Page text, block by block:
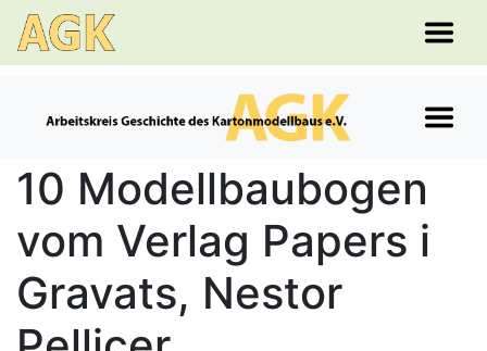
10 Modellbaubogen
vom Verlag Papers i
Gravats, Nestor